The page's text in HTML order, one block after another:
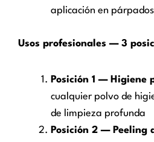
aplicación en
Usos profesionales — 3
Posición 1 — Higiene
cualquier polvo de
de limpieza profunda
Posición 2 — Peeling